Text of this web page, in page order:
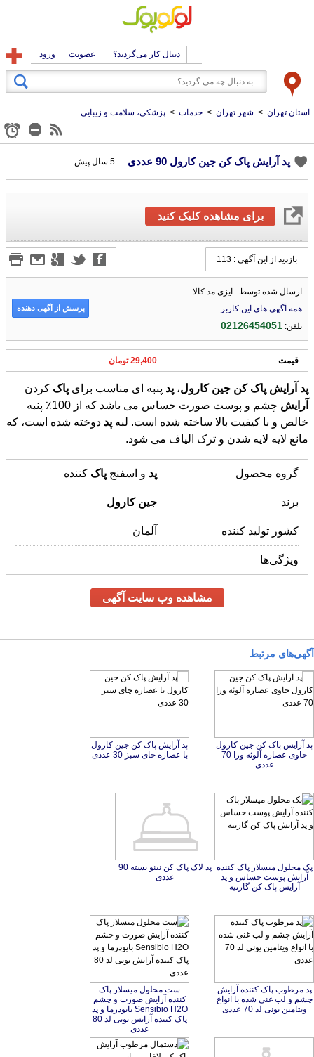
دنبال کار می‌گردید؟ عضویت ورود
استان تهران > شهر تهران > خدمات > پزشکی، سلامت و زیبایی
پد آرایش پاک کن جین کارول 90 عددی 5 سال پیش
برای مشاهده کلیک کنید
بازدید از این آگهی : 113
ارسال شده توسط : ایزی مد کالا
همه آگهی های این کاربر
تلفن:02126454051
پرسش از آگهی دهنده
قیمت 29,400 تومان
پد آرایش پاک کن جین کارول، پد پنبه ای مناسب برای پاک کردن
آرایش
چشم و پوست صورت حساس می باشد که از 100٪ پنبه
خالص و با کیفیت بالا ساخته شده است. لبه پد دوخته شده است، که
مانع لایه لایه شدن و ترک الیاف می شود.
گروه محصول پد و اسفنج پاک کننده
برند جین کارول
کشور تولید کننده آلمان
ویژگی‌ها
مشاهده وب سایت آگهی
آگهی‌های مرتبط
پد آرایش پاک کن جین کارول
حاوی عصاره آلوئه ورا 70
عددی
پد آرایش پاک کن جین کارول
با عصاره چای سبز 30 عددی
پک محلول میسلار پاک کننده
آرایش پوست حساس و پد
آرایش پاک کن گارنیه
پد لاک پاک کن نینو بسته 90
عددی
پد مرطوب پاک کننده آرایش
چشم و لب غنی شده با انواع
ویتامین یونی لد 70 عددی
ست محلول میسلار پاک
کننده آرایش صورت و چشم
Sensibio H2O بایودرما و پد
پاک کننده آرایش یونی لد 80
عددی